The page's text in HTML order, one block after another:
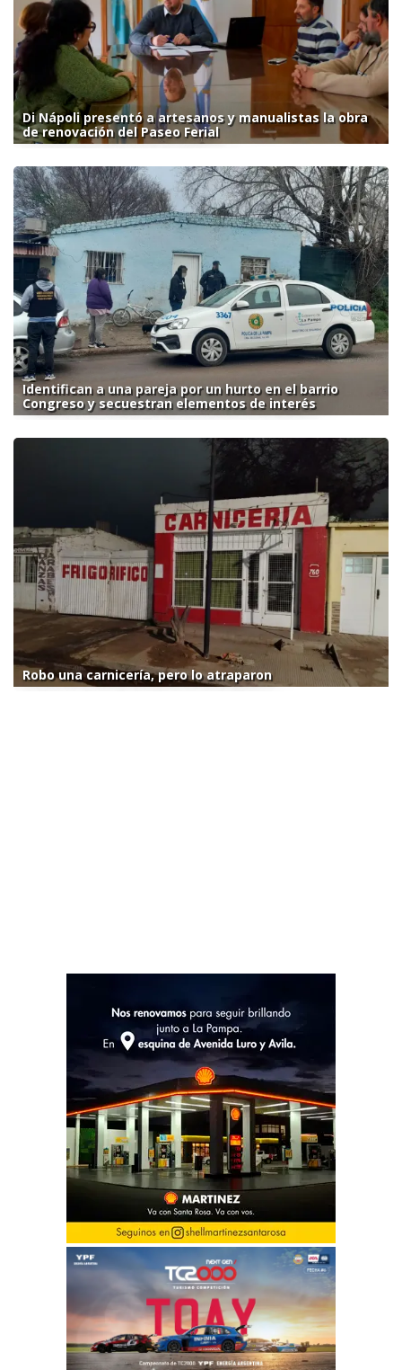
Di Nápoli presentó a artesanos y manualistas la obra
de renovación del Paseo Ferial
Identifican a una pareja por un hurto en el barrio
Congreso y secuestran elementos de interés
Robo una carnicería, pero lo atraparon